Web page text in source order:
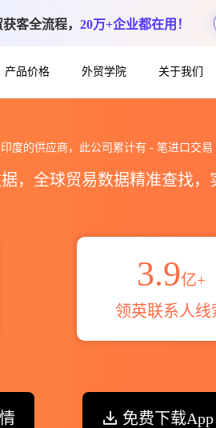
客全流程， 20万+企业都在用！
产品价格 外贸学院 关于我们
印度的供应商，此公司累计有 - 笔进口交易
，全球贸易数据精准查找
3.9亿+
领英联系人线
免费下载App